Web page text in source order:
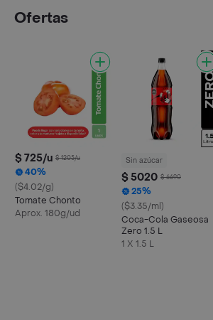
Ofertas
$ 725/u $ 1205/u
40%
($4.02/g)
Tomate Chonto
Aprox. 180g/ud
Sin azúcar
$ 5020 $ 6690
25%
($3.35/ml)
Coca-Cola Gaseosa
Zero 1.5 L
1 X 1.5 L